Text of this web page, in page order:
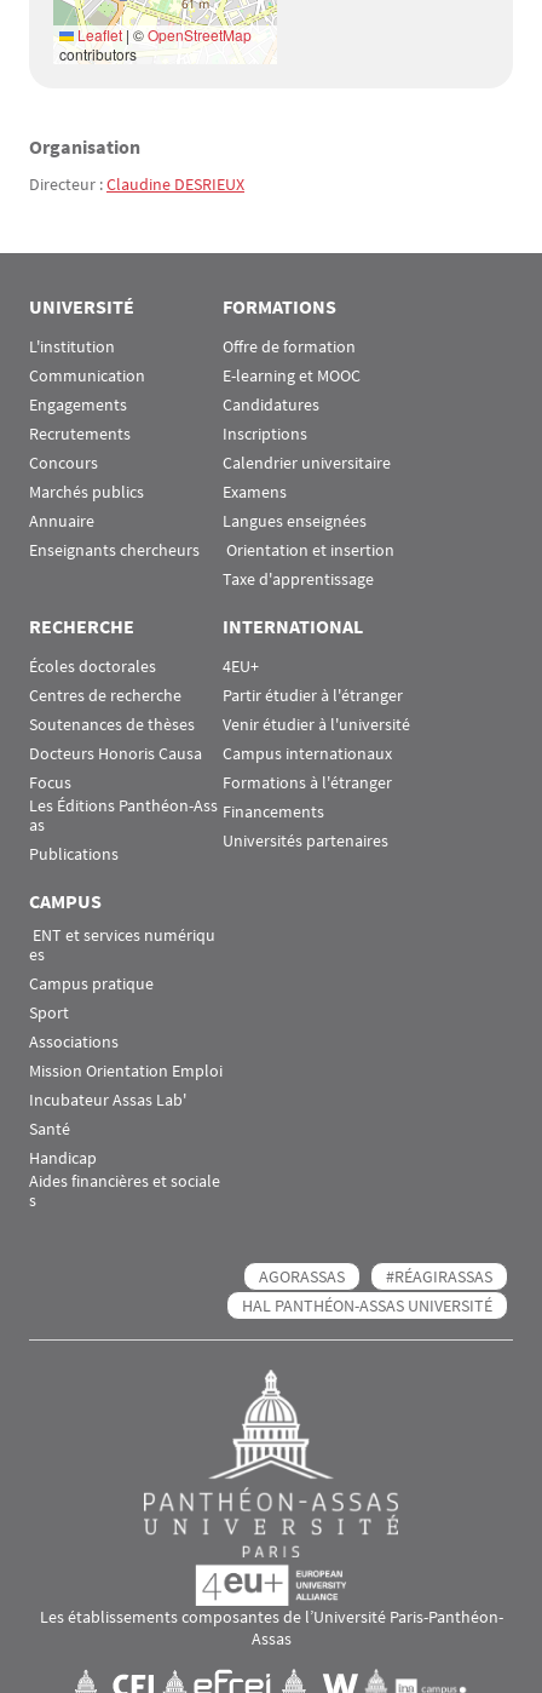
Leaflet | ©OpenStreetMap
contributors
Texte
Organisation
Directeur :Claudine DESRIEUX
UNIVERSITÉ
L'institution
Communication
Engagements
Recrutements
Concours
Marchés publics
Annuaire
Enseignants chercheurs
FORMATIONS
Offre de formation
E-learning et MOOC
Candidatures
Inscriptions
Calendrier universitaire
Examens
Langues enseignées
Orientation et insertion
Taxe d'apprentissage
RECHERCHE
Écoles doctorales
Centres de recherche
Soutenances de thèses
Docteurs Honoris Causa
Focus
Les Éditions Panthéon-Ass
as
Publications
INTERNATIONAL
4EU+
Partir étudier à l'étranger
Venir étudier à l'université
Campus internationaux
Formations à l'étranger
Financements
Universités partenaires
CAMPUS
es
Campus pratique
Sport
Associations
Mission Orientation Emploi
Incubateur Assas Lab'
Santé
Handicap
Aides financières et sociale
s
AGORASSAS
#RÉAGIRASSAS
HAL PANTHÉON-ASSAS UNIVERSITÉ
Les établissements composantes de l’Université Paris-Panthéon-
Assas
Visuel svgVisuel svg Visuel svgVisuel svg